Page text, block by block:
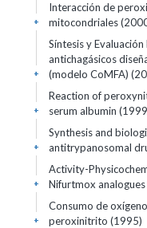
Interacción de
mitocondriales
+
Síntesis y
antichagásicos
(modelo CoMFA)
+
Reaction of
serum albumin
+
Synthesis and
antitrypanosomal
+
Activity-
Nifurtmox
+
Consumo de
peroxinitrito (1995)
+